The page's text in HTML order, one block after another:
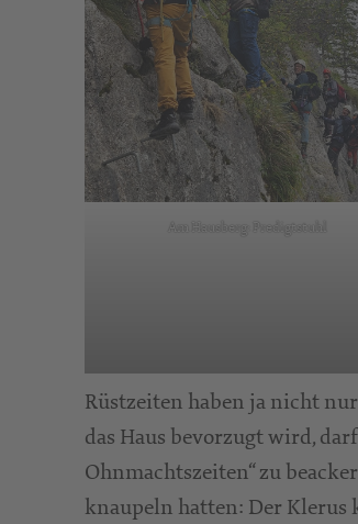
Am Hausberg: Predigtstuhl
Rüstzeiten haben ja nicht
das Haus bevorzugt wird,
Ohnmachtszeiten“ zu
knaupeln hatten: Der Klerus